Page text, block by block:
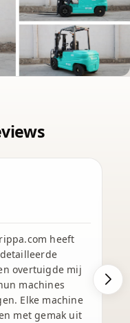
heeft
overtuigde mij
machines
Elke machine
met gemak uit